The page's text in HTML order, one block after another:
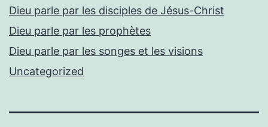
Dieu parle par les disciples de Jésus-Christ
Dieu parle par les prophètes
Dieu parle par les songes et les visions
Uncategorized